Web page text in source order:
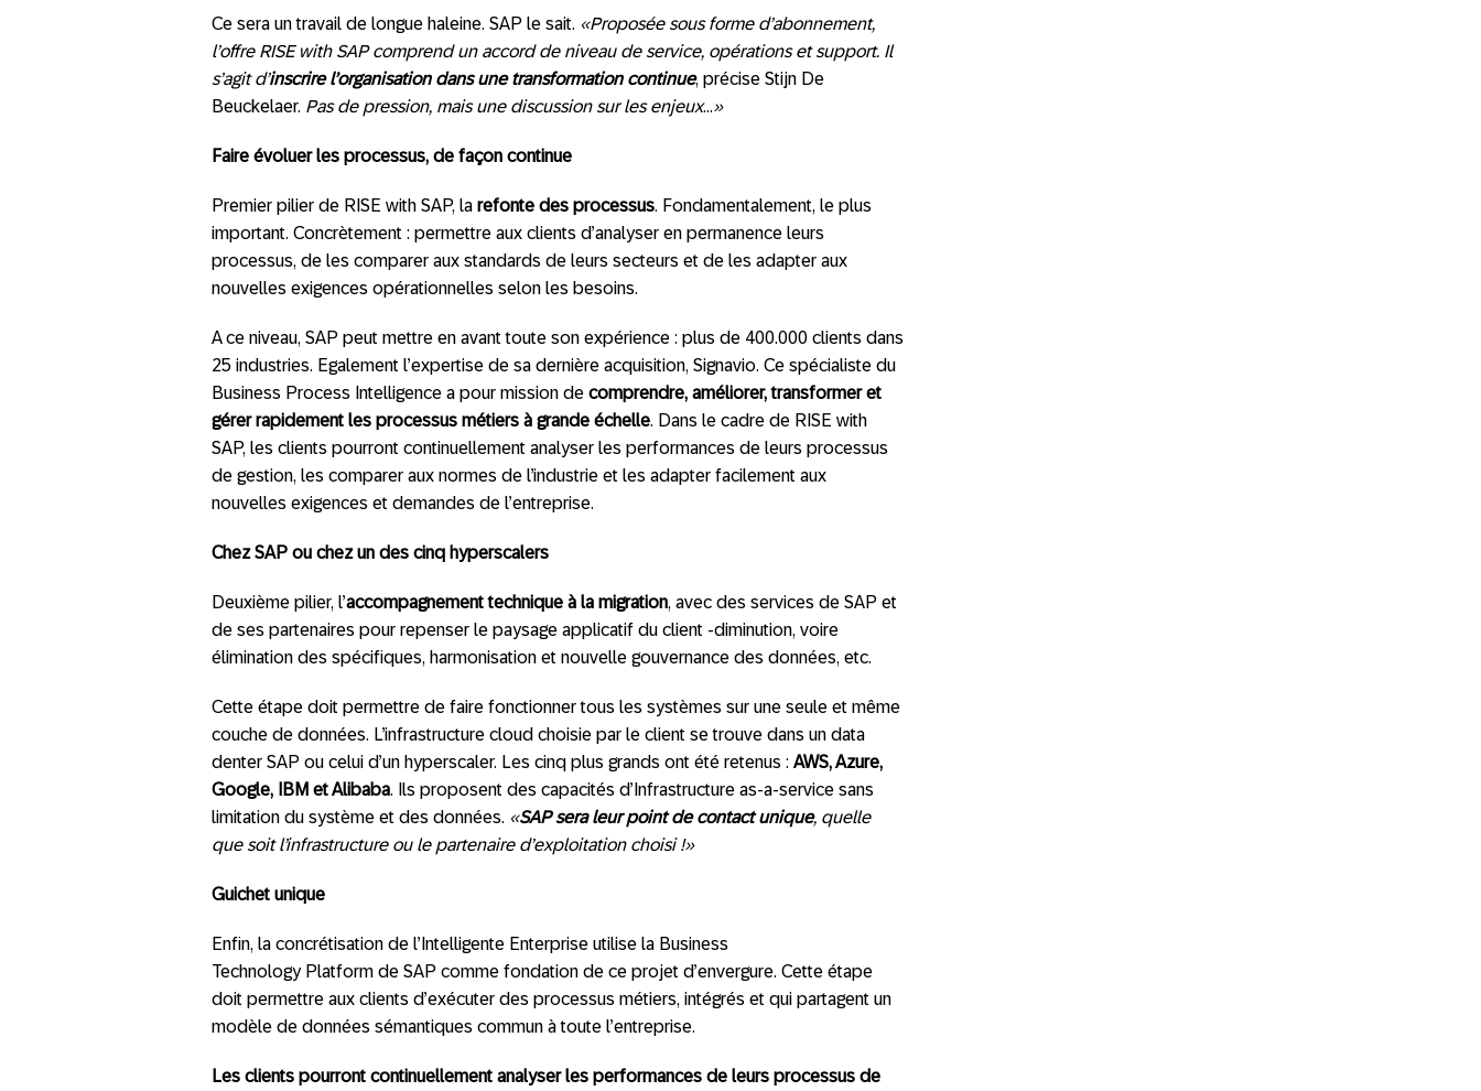
Ce sera un travail de longue haleine. SAP le sait. «Proposée sous forme d’abonnement,
l’offre RISE with SAP comprend un accord de niveau de service, opérations et support. Il
s’agit d’inscrire l’organisation dans une transformation continue, précise Stijn De
Beuckelaer. Pas de pression, mais une discussion sur les enjeux…»
Faire évoluer les processus, de façon continue
Premier pilier de RISE with SAP, la refonte des processus. Fondamentalement, le plus
important. Concrètement : permettre aux clients d’analyser en permanence leurs
processus, de les comparer aux standards de leurs secteurs et de les adapter aux
nouvelles exigences opérationnelles selon les besoins.
A ce niveau, SAP peut mettre en avant toute son expérience : plus de 400.000 clients dans
25 industries. Egalement l’expertise de sa dernière acquisition, Signavio. Ce spécialiste du
Business Process Intelligence a pour mission de comprendre, améliorer, transformer et
gérer rapidement les processus métiers à grande échelle. Dans le cadre de RISE with
SAP, les clients pourront continuellement analyser les performances de leurs processus
de gestion, les comparer aux normes de l’industrie et les adapter facilement aux
nouvelles exigences et demandes de l’entreprise.
Chez SAP ou chez un des cinq hyperscalers
Deuxième pilier, l’accompagnement technique à la migration, avec des services de SAP et
de ses partenaires pour repenser le paysage applicatif du client -diminution, voire
élimination des spécifiques, harmonisation et nouvelle gouvernance des données, etc.
Cette étape doit permettre de faire fonctionner tous les systèmes sur une seule et même
couche de données. L’infrastructure cloud choisie par le client se trouve dans un data
denter SAP ou celui d’un hyperscaler. Les cinq plus grands ont été retenus : AWS, Azure,
Google, IBM et Alibaba. Ils proposent des capacités d’Infrastructure as-a-service sans
limitation du système et des données. «SAP sera leur point de contact unique, quelle
que soit l’infrastructure ou le partenaire d’exploitation choisi !»
Guichet unique
Enfin, la concrétisation de l’Intelligente Enterprise utilise la Business
Technology Platform de SAP comme fondation de ce projet d’envergure. Cette étape
doit permettre aux clients d’exécuter des processus métiers, intégrés et qui partagent un
modèle de données sémantiques commun à toute l’entreprise.
Les clients pourront continuellement analyser les performances de leurs processus de